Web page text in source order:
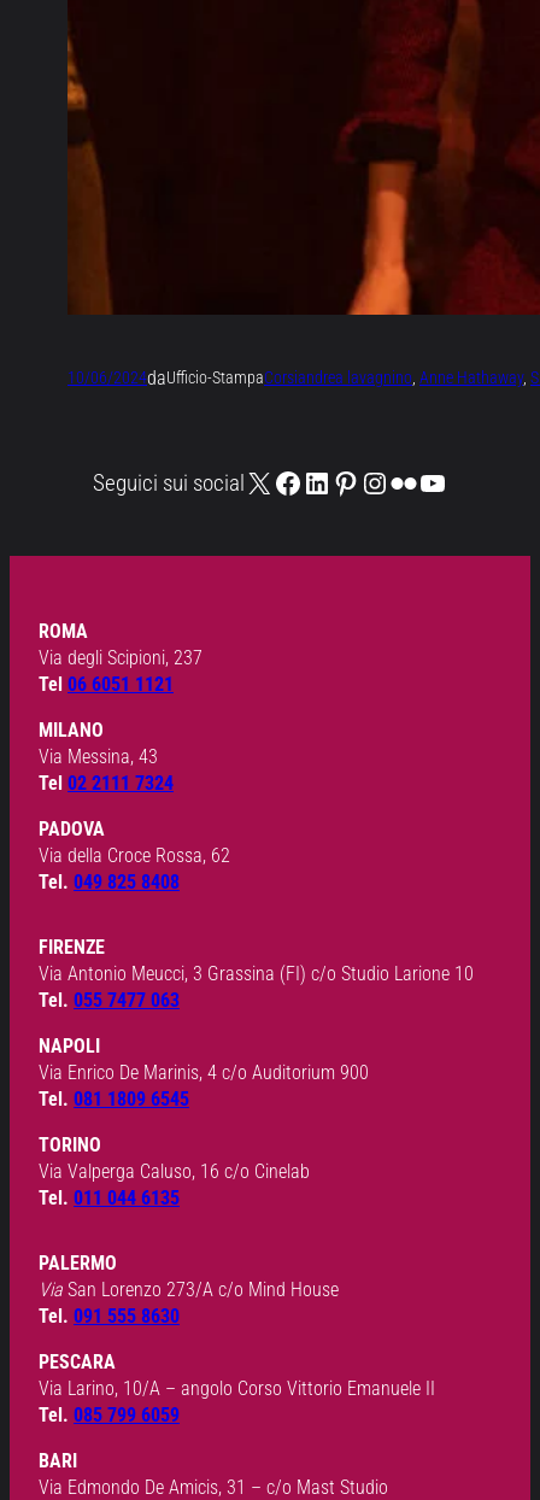
10/06/2024daUfficio-StampaCorsiandrea lavagnino, Anne Hathaway,
Seguici sui socialX Facebook
LinkedIn
Pinterest
Instagram
FlickrYouTube
ROMA
Via degli Scipioni, 237
Tel 06 6051 1121
MILANO
Via Messina, 43
Tel 02 2111 7324
PADOVA
Via della Croce Rossa, 62
Tel. 049 825 8408
FIRENZE
Via Antonio Meucci, 3 Grassina (FI) c/o Studio Larione 10
Tel. 055 7477 063
NAPOLI
Via Enrico De Marinis, 4 c/o Auditorium 900
Tel. 081 1809 6545
TORINO
Via Valperga Caluso, 16 c/o Cinelab
Tel. 011 044 6135
PALERMO
Via San Lorenzo 273/A c/o Mind House
Tel. 091 555 8630
PESCARA
Via Larino, 10/A – angolo Corso Vittorio Emanuele II
Tel. 085 799 6059
BARI
Via Edmondo De Amicis, 31 – c/o Mast Studio